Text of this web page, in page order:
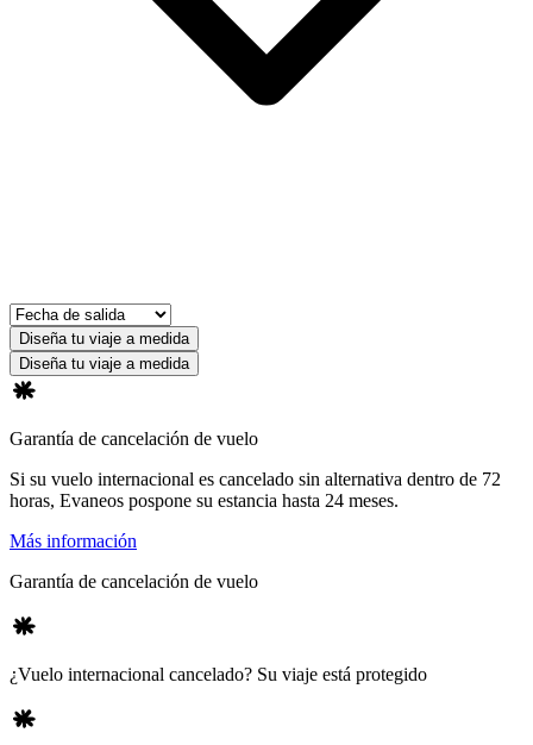
Diseña tu viaje a medida
Diseña tu viaje a medida
Garantía de cancelación de vuelo
Si su vuelo internacional es cancelado sin alternativa dentro de 72
horas, Evaneos pospone su estancia hasta 24 meses.
Más información
Garantía de cancelación de vuelo
¿Vuelo internacional cancelado? Su viaje está protegido